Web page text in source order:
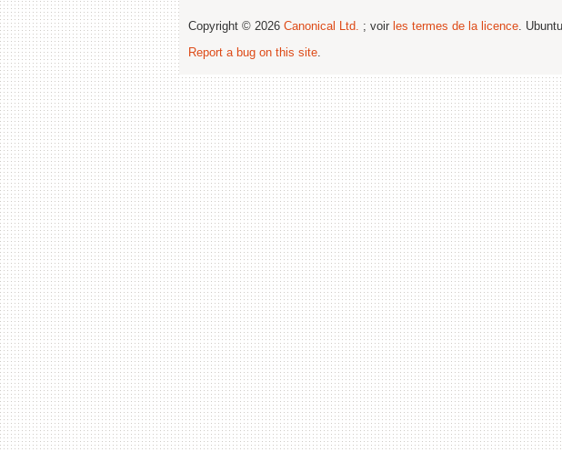
Copyright © 2026 Canonical Ltd. ; voir les termes de la licence.
Report a bug on this site.